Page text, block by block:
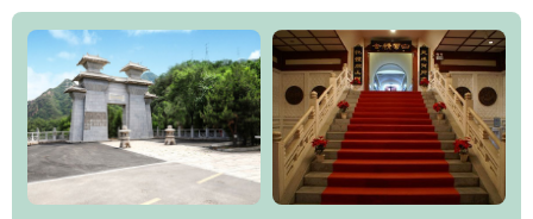
仲、无字碑、香灯等。典型的仿秦、汉建筑风格。蓝色的琉璃瓦屋
顶，朱砂红的门、窗、柱、墙，汉白玉雕刻的雄狮、华表，花岗岩
铺成的路面和台阶，洒落其间的花卉、松柏与万里长城浑然一体、
气势宏伟、古朴端庄、别具一格。怀思堂大殿入口两侧是用蜡染技
术描绘的抽象派创意绘画，大环境中的长城文化与炎黄始祖，小环
境的绘画中的河流、山川、彩云、明月，意喻着往生者与长城同